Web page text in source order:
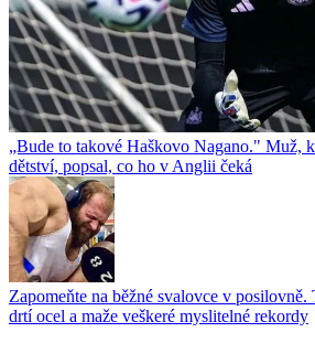
„Bude to takové Haškovo Nagano." Muž,
dětství, popsal, co ho v Anglii čeká
Zapomeňte na běžné svalovce v posilovně.
drtí ocel a maže veškeré myslitelné rekordy